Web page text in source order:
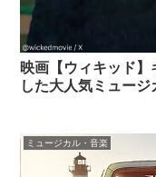
映画【ウィキッド
した大人気ミュージ
ミュージカル・音楽